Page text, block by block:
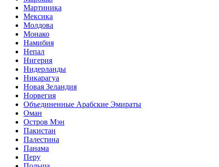
Мартиника
Мексика
Молдова
Монако
Намибия
Непал
Нигерия
Нидерланды
Никарагуа
Новая Зеландия
Норвегия
Объединенные Арабские Эмираты
Оман
Остров Мэн
Пакистан
Палестина
Панама
Перу